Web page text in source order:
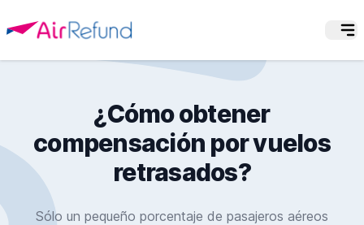
¿Cómo obtener
compensación por vuelos
retrasados?
Sólo un pequeño porcentaje de pasajeros aéreos